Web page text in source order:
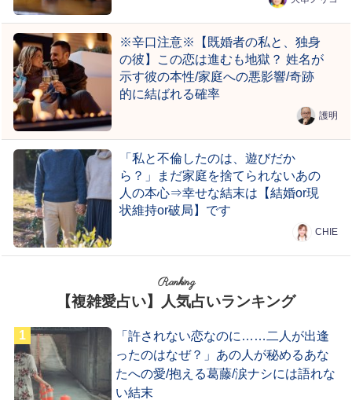
※辛口注意※【既婚者の私と、独身
の彼】この恋は進むも地獄？ 姓名が
示す彼の本性/家庭への悪影響/奇跡
的に結ばれる確率
護明
「私と不倫したのは、遊びだか
ら？」まだ家庭を捨てられないあの
人の本心⇒幸せな結末は【結婚or現
状維持or破局】です
CHIE
Ranking
【複雑愛占い】人気占いランキング
「許されない恋なのに……二人が出逢
ったのはなぜ？」あの人が秘めるあな
たへの愛/抱える葛藤/涙ナシには語れな
い結末